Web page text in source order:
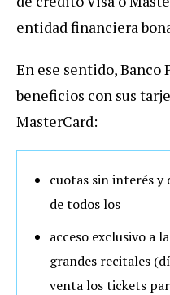
entidad financiera
En ese sentido,
beneficios con sus
MasterCard:
cuotas sin interés y
de todos los
acceso exclusivo a
grandes recitales
venta los tickets